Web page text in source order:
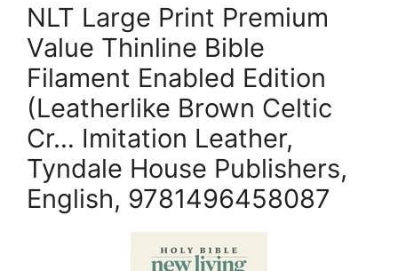
NLT Large Print Premium
Value Thinline Bible
Filament Enabled Edition
(Leatherlike Brown Celtic
Cr… Imitation Leather,
Tyndale House Publishers,
English, 9781496458087